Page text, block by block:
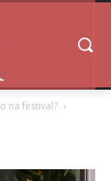
na festival?